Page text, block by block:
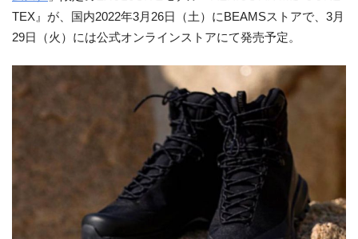
TEX』が、国内2022年3月26日（土）にBEAMSストアで、3月
29日（火）には公式オンラインストアにて発売予定。